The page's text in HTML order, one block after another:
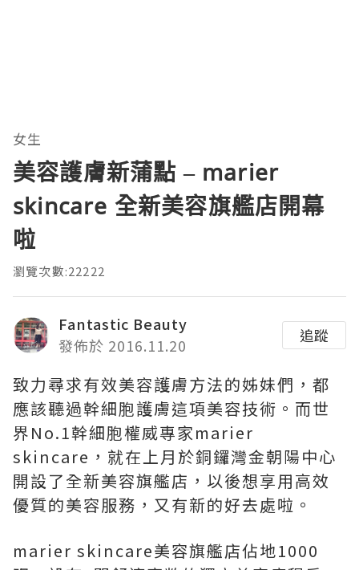
女生
美容護膚新蒲點 – marier
skincare 全新美容旗艦店開幕
啦
瀏覽次數:22222
Fantastic Beauty
發佈於 2016.11.20
追蹤
致力尋求有效美容護膚方法的姊妹們，都
應該聽過幹細胞護膚這項美容技術。而世
界No.1幹細胞權威專家marier
skincare，就在上月於銅鑼灣金朝陽中心
開設了全新美容旗艦店，以後想享用高效
優質的美容服務，又有新的好去處啦。
marier skincare美容旗艦店佔地1000